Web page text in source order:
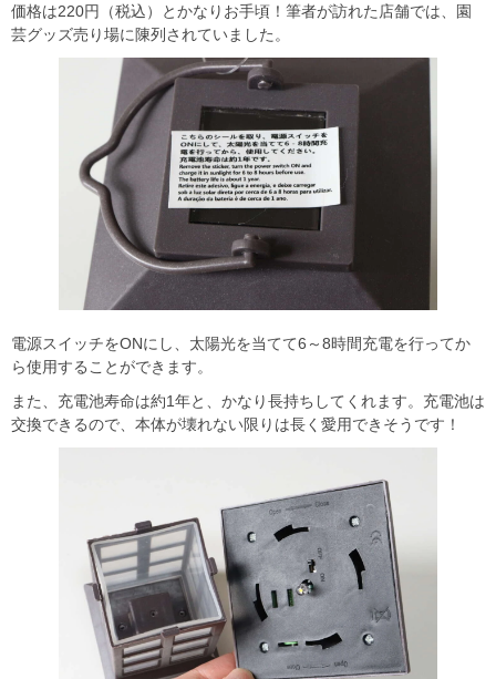
価格は220円（税込）とかなりお手頃！筆者が訪れた店舗では、園
芸グッズ売り場に陳列されていました。
電源スイッチをONにし、太陽光を当てて6～8時間充電を行ってか
ら使用することができます。
また、充電池寿命は約1年と、かなり長持ちしてくれます。充電池は
交換できるので、本体が壊れない限りは長く愛用できそうです！